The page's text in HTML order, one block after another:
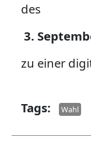
des
3.
zu einer
Tags Wahl